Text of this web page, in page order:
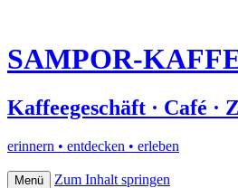
SAMPOR-
Kaffeegeschäft · Café ·
erinnern • entdecken • erleben
Menü Zum Inhalt springen